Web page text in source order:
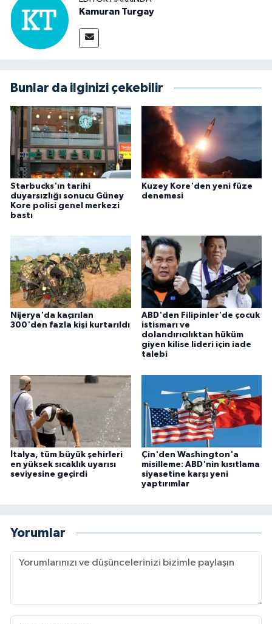
Kamuran Turgay
Bunlar da ilginizi çekebilir
Starbucks'ın tarihi
duyarsızlığı sonucu Güney
Kore polisi genel merkezi
bastı
Kuzey Kore'den yeni füze
denemesi
Nijerya'da kaçırılan
300'den fazla kişi kurtarıldı
ABD'den Filipinler'de çocuk
istismarı ve
dolandırıcılıktan hüküm
giyen kilise lideri için iade
talebi
İtalya, tüm büyük şehirleri
en yüksek sıcaklık uyarısı
seviyesine geçirdi
Çin'den Washington'a
misilleme: ABD'nin kısıtlama
siyasetine karşı yeni
yaptırımlar
Yorumlar